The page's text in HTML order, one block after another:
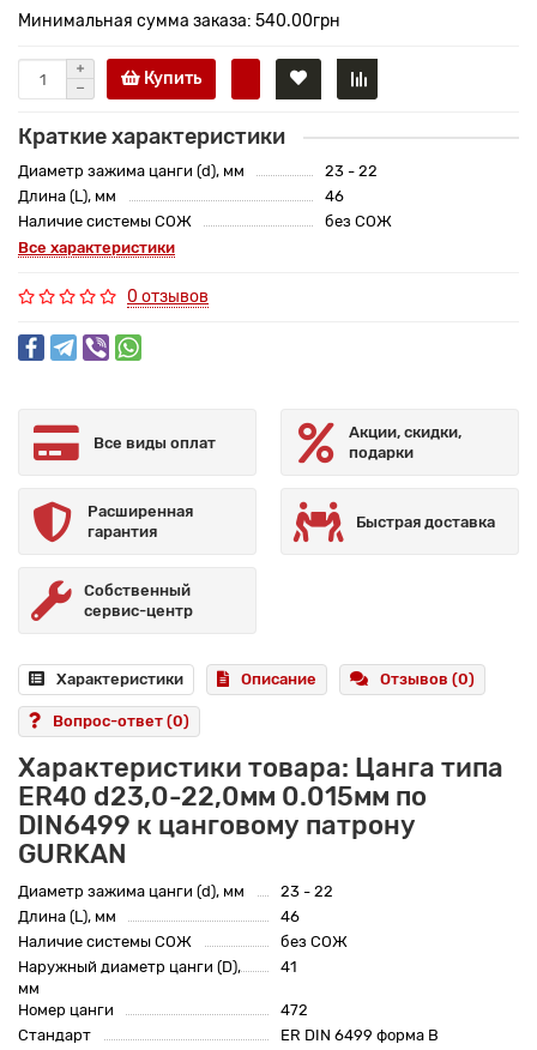
Минимальная сумма заказа: 540.00грн
Купить
Краткие характеристики
Диаметр зажима цанги (d), мм
23 - 22
Длина (L), мм
46
Наличие системы СОЖ
без СОЖ
Все характеристики
0 отзывов
Все виды оплат
Акции, скидки,
подарки
Расширенная
гарантия
Быстрая доставка
Собственный
сервис-центр
Характеристики Описание Отзывов (0)
Вопрос-ответ (0)
Характеристики товара: Цанга типа
ER40 d23,0-22,0мм 0.015мм по
DIN6499 к цанговому патрону
GURKAN
Диаметр зажима цанги (d), мм
23 - 22
Длина (L), мм
46
Наличие системы СОЖ
без СОЖ
Наружный диаметр цанги (D),
мм
41
Номер цанги
472
Стандарт
ER DIN 6499 форма B